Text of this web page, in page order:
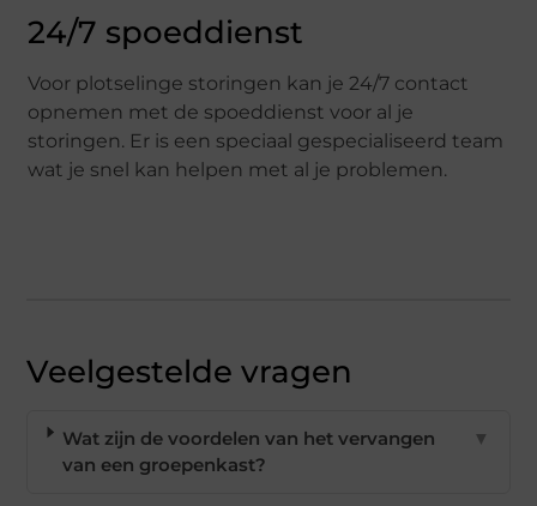
24/7 spoeddienst
Voor plotselinge storingen kan je 24/7 contact
opnemen met de spoeddienst voor al je
storingen. Er is een speciaal gespecialiseerd team
wat je snel kan helpen met al je problemen.
Veelgestelde vragen
Wat zijn de voordelen van het vervangen
van een groepenkast?
▼